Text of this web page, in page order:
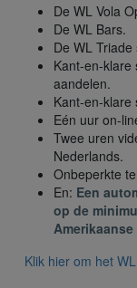
De WL Vola
De WL Bars.
De WL Triade
Kant-en-klare
aandelen.
Kant-en-klare
Eén uur on-
Twee uren
Nederlands.
Onbeperkte
En: Een
op de
Klik hier om het